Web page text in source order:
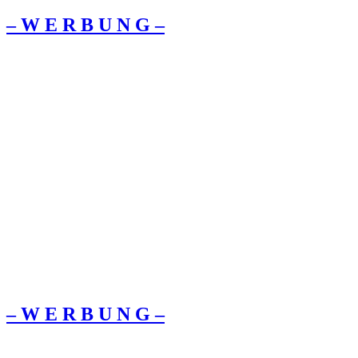
– W Ε R Β U Ν G –
– W Ε R Β U Ν G –